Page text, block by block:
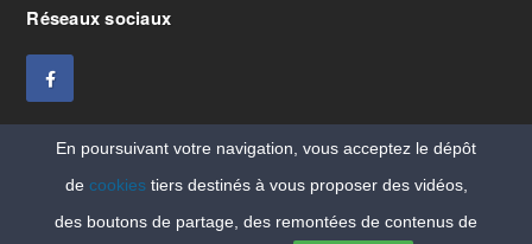
Réseaux sociaux
Copyright Vitaleforme
En poursuivant votre navigation, vous acceptez le dépôt
de cookiestiers destinés à vous proposer des vidéos,
des boutons de partage, des remontées de contenus de